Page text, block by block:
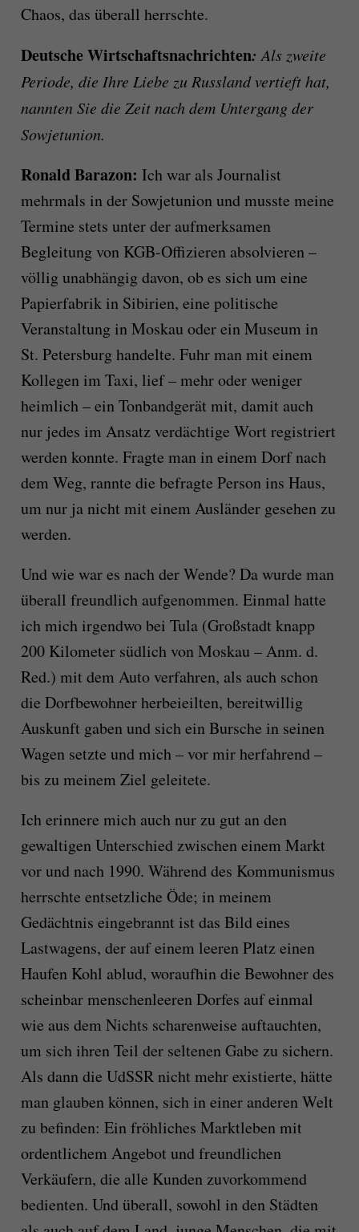
Chaos, das überall herrschte.
Deutsche Wirtschaftsnachrichten: Als zweite
Periode, die Ihre Liebe zu Russland vertieft hat,
nannten Sie die Zeit nach dem Untergang der
Sowjetunion.
Ronald Barazon: Ich war als Journalist
mehrmals in der Sowjetunion und musste meine
Termine stets unter der aufmerksamen
Begleitung von KGB-Offizieren absolvieren –
völlig unabhängig davon, ob es sich um eine
Papierfabrik in Sibirien, eine politische
Veranstaltung in Moskau oder ein Museum in
St. Petersburg handelte. Fuhr man mit einem
Kollegen im Taxi, lief – mehr oder weniger
heimlich – ein Tonbandgerät mit, damit auch
nur jedes im Ansatz verdächtige Wort registriert
werden konnte. Fragte man in einem Dorf nach
dem Weg, rannte die befragte Person ins Haus,
um nur ja nicht mit einem Ausländer gesehen zu
werden.
Und wie war es nach der Wende? Da wurde man
überall freundlich aufgenommen. Einmal hatte
ich mich irgendwo bei Tula (Großstadt knapp
200 Kilometer südlich von Moskau – Anm. d.
Red.) mit dem Auto verfahren, als auch schon
die Dorfbewohner herbeieilten, bereitwillig
Auskunft gaben und sich ein Bursche in seinen
Wagen setzte und mich – vor mir herfahrend –
bis zu meinem Ziel geleitete.
Ich erinnere mich auch nur zu gut an den
gewaltigen Unterschied zwischen einem Markt
vor und nach 1990. Während des Kommunismus
herrschte entsetzliche Öde; in meinem
Gedächtnis eingebrannt ist das Bild eines
Lastwagens, der auf einem leeren Platz einen
Haufen Kohl ablud, woraufhin die Bewohner des
scheinbar menschenleeren Dorfes auf einmal
wie aus dem Nichts scharenweise auftauchten,
um sich ihren Teil der seltenen Gabe zu sichern.
Als dann die UdSSR nicht mehr existierte, hätte
man glauben können, sich in einer anderen Welt
zu befinden: Ein fröhliches Marktleben mit
ordentlichem Angebot und freundlichen
Verkäufern, die alle Kunden zuvorkommend
bedienten. Und überall, sowohl in den Städten